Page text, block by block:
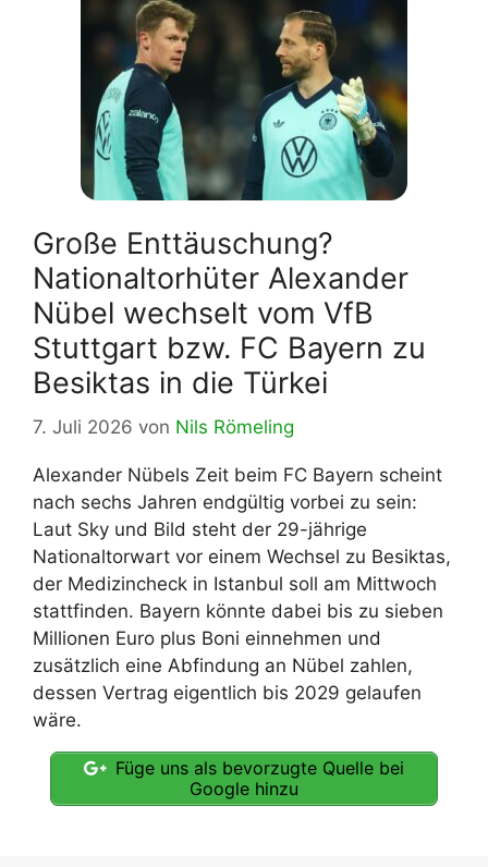
Große Enttäuschung?
Nationaltorhüter Alexander
Nübel wechselt vom VfB
Stuttgart bzw. FC Bayern zu
Besiktas in die Türkei
7. Juli 2026 von Nils Römeling
Alexander Nübels Zeit beim FC Bayern scheint
nach sechs Jahren endgültig vorbei zu sein:
Laut Sky und Bild steht der 29-jährige
Nationaltorwart vor einem Wechsel zu Besiktas,
der Medizincheck in Istanbul soll am Mittwoch
stattfinden. Bayern könnte dabei bis zu sieben
Millionen Euro plus Boni einnehmen und
zusätzlich eine Abfindung an Nübel zahlen,
dessen Vertrag eigentlich bis 2029 gelaufen
wäre.
Füge uns als bevorzugte Quelle bei
Google hinzu